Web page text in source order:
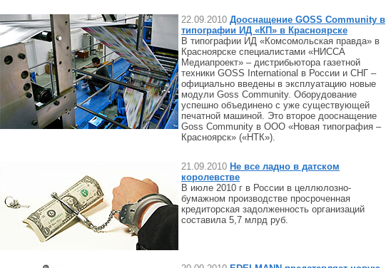
22.09.2010 Дооснащение GOSS Community в
типографии ИД «КП» в Красноярске
В типографии ИД «Комсомольская правда» в
Красноярске специалистами «НИССА
Медиапроект» – дистрибьютора газетной
техники GOSS International в России и СНГ –
официально введены в эксплуатацию новые
модули Goss Community. Оборудование
успешно объединено с уже существующей
печатной машиной. Это второе дооснащение
Goss Community в ООО «Новая типография –
Красноярск» («НТК»).
21.09.2010 Не все ладно в датском
королевстве
В июле 2010 г в России в целлюлозно-
бумажном производстве просроченная
кредиторская задолженность организаций
составила 5,7 млрд руб.